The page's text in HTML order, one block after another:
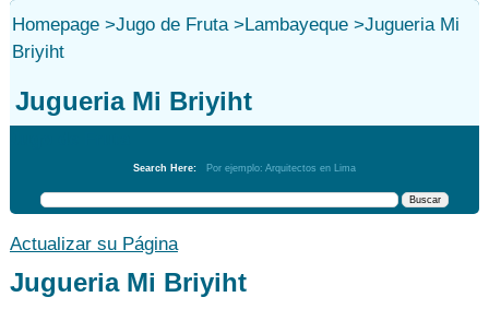
Homepage>Jugo de Fruta>Lambayeque>Jugueria Mi
Briyiht
Jugueria Mi Briyiht
Search Here: Por ejemplo: Arquitectos en Lima
Actualizar su Página
Jugueria Mi Briyiht